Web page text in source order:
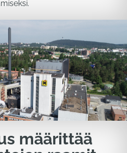
määrittää